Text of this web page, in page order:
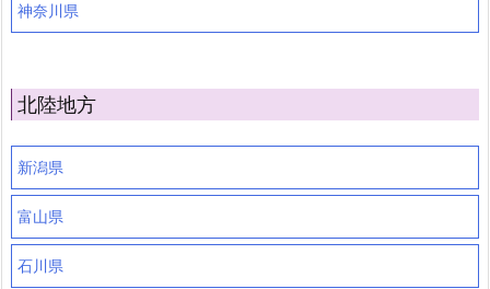
神奈川県
北陸地方
新潟県
富山県
石川県